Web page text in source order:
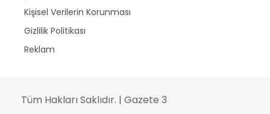
Kişisel Verilerin Korunması
Gizlilik Politikası
Reklam
Tüm Hakları Saklıdır. | Gazete 3